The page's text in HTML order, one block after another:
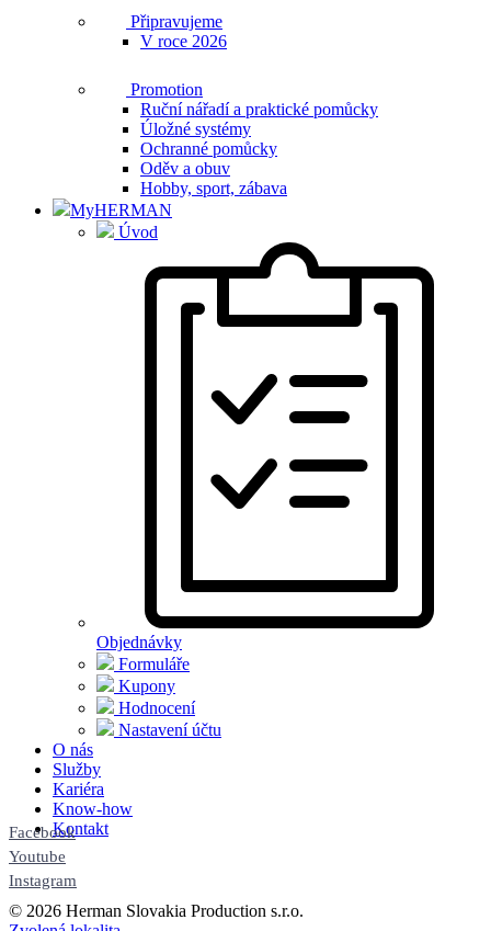
Připravujeme
V roce 2026
Promotion
Ruční nářadí a praktické pomůcky
Úložné systémy
Ochranné pomůcky
Oděv a obuv
Hobby, sport, zábava
MyHERMAN
Úvod
Objednávky
Formuláře
Kupony
Hodnocení
Nastavení účtu
O nás
Služby
Kariéra
Know-how
Kontakt
Facebook
Youtube
Instagram
© 2026 Herman Slovakia Production s.r.o.